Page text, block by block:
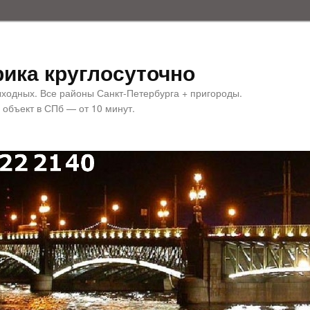
круглосуточно
Все районы Санкт-Петербурга + пригороды.
в СПб — от 10 минут.